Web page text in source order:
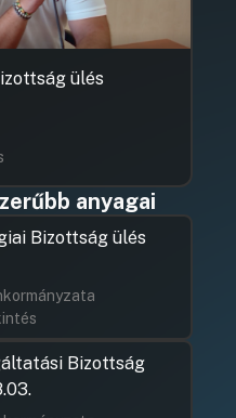
ülés
anyagai
Bizottság ülés
Bizottság